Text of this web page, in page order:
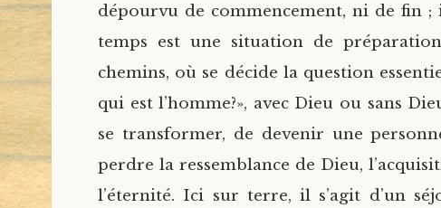
dépourvu de commencement, ni de fin ;
temps est une situation de
chemins, où se décide la question
qui est l’homme?», avec Dieu ou sans
se transformer, de devenir une
perdre la ressemblance de Dieu,
l’éternité. Ici sur terre, il s’agit d’un